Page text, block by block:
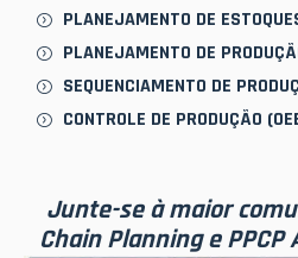
PLANEJAMENTO DE
PLANEJAMENTO DE
SEQUENCIAMENTO DE
CONTROLE DE PRODUÇÃO
Junte-se à maior
Chain Planning e PPCP